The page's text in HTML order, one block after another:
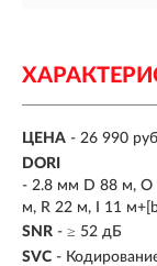
ЦЕНА - 26 990
DORI
- 2.8 мм D 88 м,
м, R 22 м, I 11
SNR - ≥ 52 дБ
SVC -